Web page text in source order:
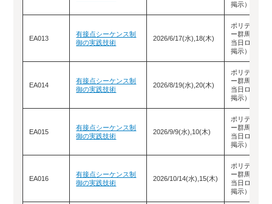
掲示）
EA013
有接点シーケンス制
御の実践技術
2026/6/17(水),18(木)
ポリテクセ
ー群馬（教
当日ロビー
掲示）
EA014
有接点シーケンス制
御の実践技術
2026/8/19(水),20(木)
ポリテクセ
ー群馬（教
当日ロビー
掲示）
EA015
有接点シーケンス制
御の実践技術
2026/9/9(水),10(木)
ポリテクセ
ー群馬（教
当日ロビー
掲示）
EA016
有接点シーケンス制
御の実践技術
2026/10/14(水),15(木)
ポリテクセ
ー群馬（教
当日ロビー
掲示）